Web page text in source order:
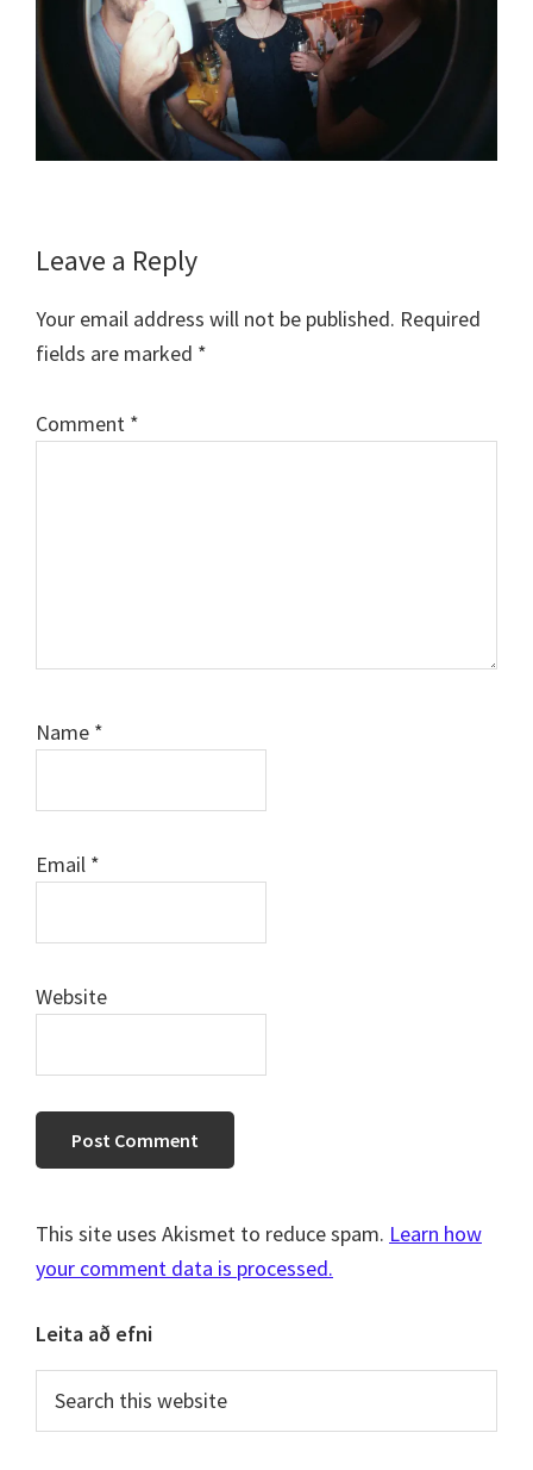
Reader
Interactions
Leave a Reply
Your email address will not be published. Required
fields are marked *
Comment *
Name *
Email *
Website
This site uses Akismet to reduce spam. Learn how
your comment data is processed.
Primary
Sidebar
Leita að efni
this